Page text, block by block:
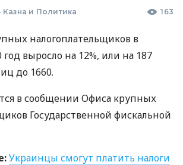
Казна и Политика 163
налогоплательщиков в
год выросло на 12%, или на 187
до 1660.
в сообщении Офиса крупных
Государственной фискальной
Украинцы смогут платить налоги